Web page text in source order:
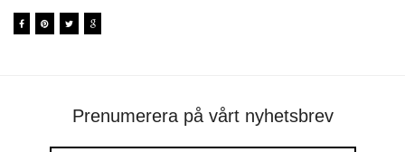
Prenumerera på vårt nyhetsbrev